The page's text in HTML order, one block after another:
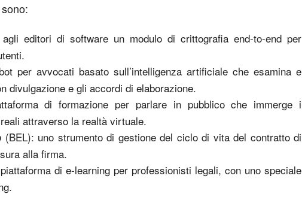
editori di software un modulo di crittografia end-to-end per
per avvocati basato sull’intelligenza artificiale che esamina e
divulgazione e gli accordi di elaborazione.
di formazione per parlare in pubblico che immerge i
attraverso la realtà virtuale.
(BEL): uno strumento di gestione del ciclo di vita del contratto di
alla firma.
di e-learning per professionisti legali, con uno speciale